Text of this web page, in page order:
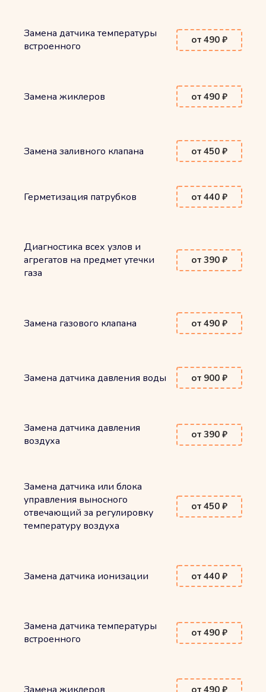
Замена датчика температуры
встроенного
от 490 ₽
Замена жиклеров от 490 ₽
Замена заливного клапана от 450 ₽
Герметизация патрубков от 440 ₽
Диагностика всех узлов и
агрегатов на предмет утечки
газа
от 390 ₽
Замена газового клапана от 490 ₽
Замена датчика давления воды от 900 ₽
Замена датчика давления
воздуха
от 390 ₽
Замена датчика или блока
управления выносного
отвечающий за регулировку
температуру воздуха
от 450 ₽
Замена датчика ионизации от 440 ₽
Замена датчика температуры
встроенного
от 490 ₽
Замена жиклеров от 490 ₽